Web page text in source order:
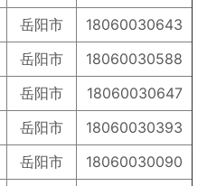
岳阳市
18060030643
岳阳市
18060030588
岳阳市
18060030647
岳阳市
18060030393
岳阳市
18060030090